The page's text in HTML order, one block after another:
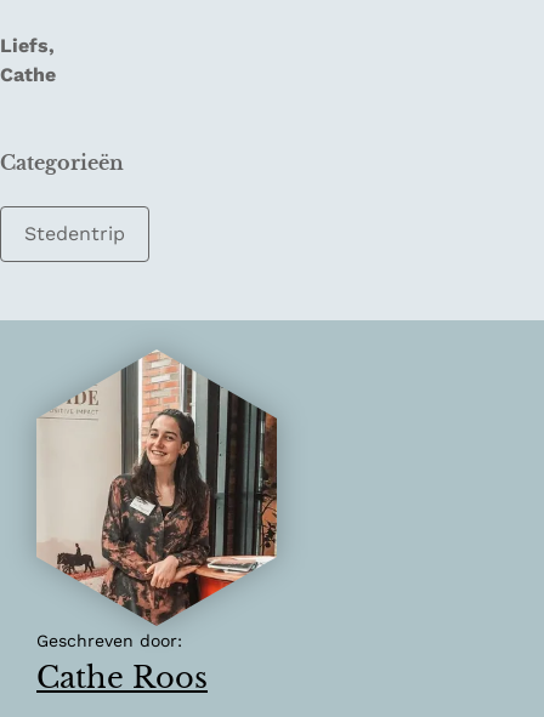
Liefs,
Cathe
Categorieën
Stedentrip
Geschreven door:
Cathe Roos